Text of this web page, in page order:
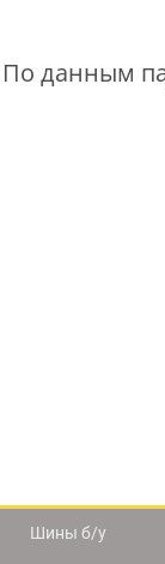
По данным
Шины б/у